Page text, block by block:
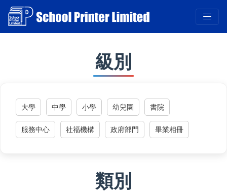
級別
大學 中學 小學 幼兒園 書院
服務中心 社福機構 政府部門 畢業相冊
類別